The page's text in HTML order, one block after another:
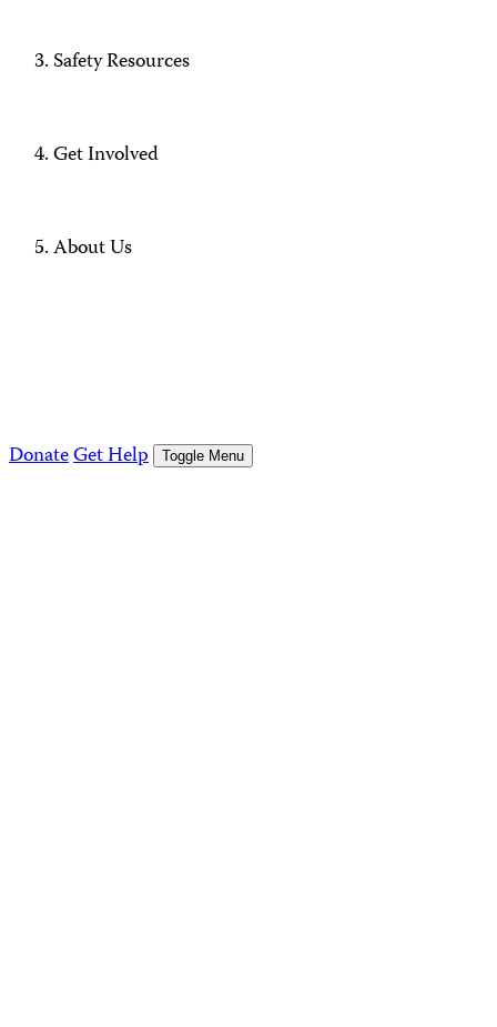
Safety Resources
Get Involved
About Us
DonateGet Help Toggle Menu